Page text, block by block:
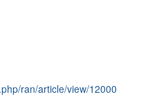
ran/article/view/12000